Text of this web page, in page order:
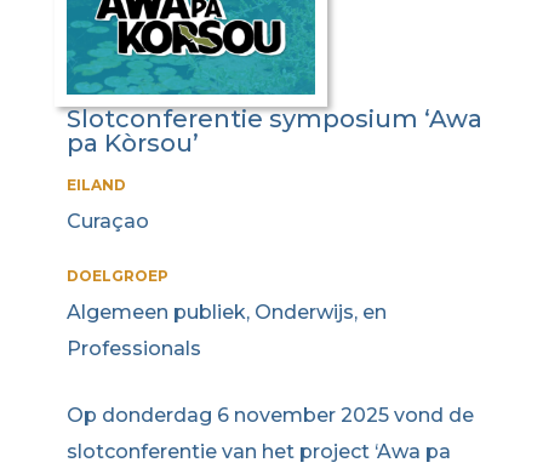
Slotconferentie symposium ‘Awa
pa Kòrsou’
EILAND
Curaçao
DOELGROEP
Algemeen publiek, Onderwijs, en
Professionals
Op donderdag 6 november 2025 vond de
slotconferentie van het project ‘Awa pa